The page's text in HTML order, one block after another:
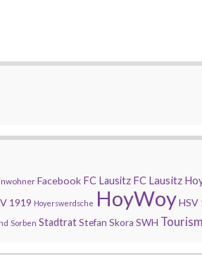
Facebook FC Lausitz FC Lausitz
1919 Hoyerswerdsche HoyWoyHSV
Sorben StadtratStefan Skora SWH